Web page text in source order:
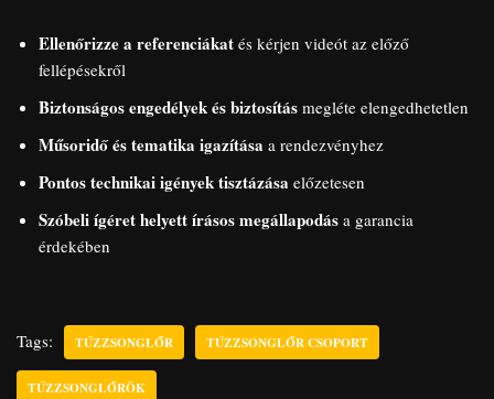
Ellenőrizze a referenciákat és kérjen videót az előző
fellépésekről
Biztonságos engedélyek és biztosítás megléte elengedhetetlen
Műsoridő és tematika igazítása a rendezvényhez
Pontos technikai igények tisztázása előzetesen
Szóbeli ígéret helyett írásos megállapodás a garancia
érdekében
Tags: TŰZZSONGLŐR TŰZZSONGLŐR CSOPORT
TŰZZSONGLŐRÖK